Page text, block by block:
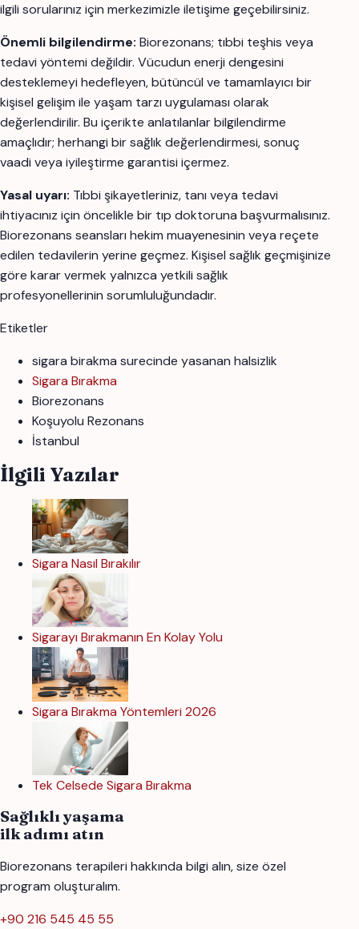
ilgili sorularınız için merkezimizle iletişime geçebilirsiniz.
Önemli bilgilendirme: Biorezonans; tıbbi teşhis veya
tedavi yöntemi değildir. Vücudun enerji dengesini
desteklemeyi hedefleyen, bütüncül ve tamamlayıcı bir
kişisel gelişim ile yaşam tarzı uygulaması olarak
değerlendirilir. Bu içerikte anlatılanlar bilgilendirme
amaçlıdır; herhangi bir sağlık değerlendirmesi, sonuç
vaadi veya iyileştirme garantisi içermez.
Yasal uyarı: Tıbbi şikayetleriniz, tanı veya tedavi
ihtiyacınız için öncelikle bir tıp doktoruna başvurmalısınız.
Biorezonans seansları hekim muayenesinin veya reçete
edilen tedavilerin yerine geçmez. Kişisel sağlık geçmişinize
göre karar vermek yalnızca yetkili sağlık
profesyonellerinin sorumluluğundadır.
Etiketler
sigara birakma surecinde yasanan halsizlik
Sigara Bırakma
Biorezonans
Koşuyolu Rezonans
İstanbul
İlgili Yazılar
Sigara Nasıl Bırakılır
Sigarayı Bırakmanın En Kolay Yolu
Sigara Bırakma Yöntemleri 2026
Tek Celsede Sigara Bırakma
Sağlıklı yaşama
ilk adımı atın
Biorezonans terapileri hakkında bilgi alın, size özel
program oluşturalım.
+90 216 545 45 55